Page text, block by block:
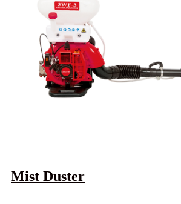
Mist Duster